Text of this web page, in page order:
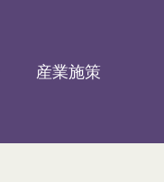
産業施策